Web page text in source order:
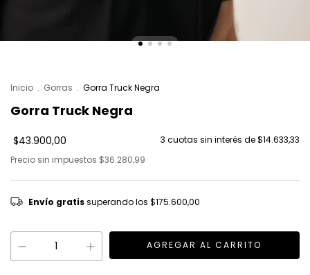
Inicio . Gorras . Gorra Truck Negra
Gorra Truck Negra
$43.900,00 3 cuotas sin interés de$14.633,33
Precio sin impuestos $36.280,99
Envío gratis superando los $175.600,00